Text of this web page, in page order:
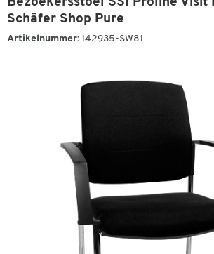
Schäfer Shop Pure
Artikelnummer: 142935-SW81